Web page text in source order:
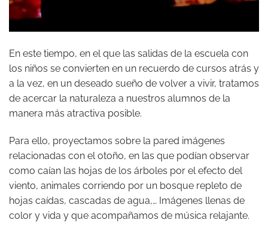
En este tiempo, en el que las salidas de la escuela con
los niños se convierten en un recuerdo de cursos atrás y
a la vez, en un deseado sueño de volver a vivir, tratamos
de acercar la naturaleza a nuestros alumnos de la
manera más atractiva posible.
Para ello, proyectamos sobre la pared imágenes
relacionadas con el otoño, en las que podían observar
como caían las hojas de los árboles por el efecto del
viento, animales corriendo por un bosque repleto de
hojas caídas, cascadas de agua,… Imágenes llenas de
color y vida y que acompañamos de música relajante.